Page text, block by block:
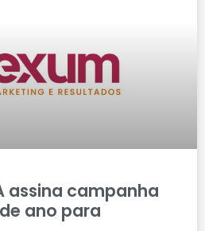
assina campanha
ano para